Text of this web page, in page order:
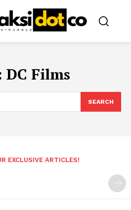
DC Films
SEARCH
EXCLUSIVE ARTICLES!